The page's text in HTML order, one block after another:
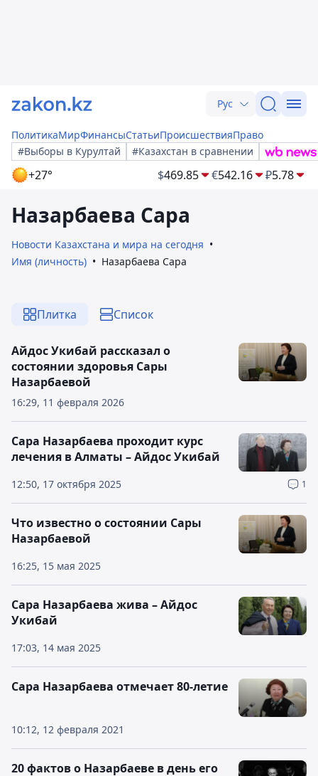
Рус
ПолитикаМирФинансыСтатьиПроисшествияПраво
#Выборы в Курултай
#Казахстан в сравнении
+27° $469.85 €542.16 ₽5.78
Назарбаева Сара
Новости Казахстана и мира на сегодня
Имя (личность)
Назарбаева Сара
Плитка Список
16:29, 11 февраля 2026
Айдос Укибай рассказал о
состоянии здоровья Сары
Назарбаевой
12:50, 17 октября 2025 1
Сара Назарбаева проходит курс
лечения в Алматы – Айдос Укибай
16:25, 15 мая 2025
Что известно о состоянии Сары
Назарбаевой
17:03, 14 мая 2025
Сара Назарбаева жива – Айдос
Укибай
10:12, 12 февраля 2021
Сара Назарбаева отмечает 80-летие
20 фактов о Назарбаеве в день его